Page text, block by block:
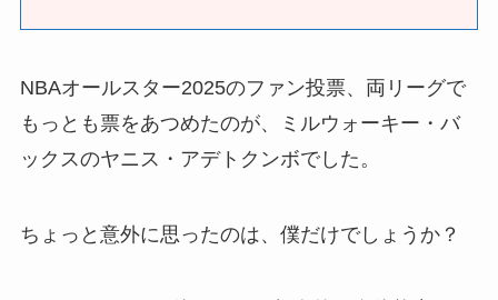
NBAオールスター2025のファン投票、両リーグで
もっとも票をあつめたのが、ミルウォーキー・バ
ックスのヤニス・アデトクンボでした。
ちょっと意外に思ったのは、僕だけでしょうか？